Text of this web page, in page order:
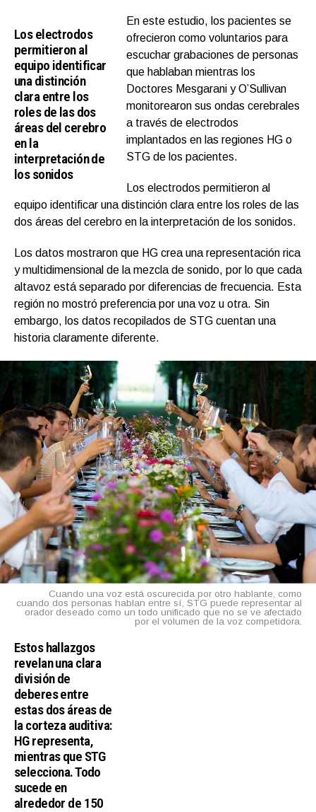
Los electrodos
permitieron al
equipo identificar
una distinción
clara entre los
roles de las dos
áreas del cerebro
en la
interpretación de
los sonidos
En este estudio, los pacientes se
ofrecieron como voluntarios para
escuchar grabaciones de personas
que hablaban mientras los
Doctores Mesgarani y O’Sullivan
monitorearon sus ondas cerebrales
a través de electrodos
implantados en las regiones HG o
STG de los pacientes.
Los electrodos permitieron al
equipo identificar una distinción clara entre los roles de las
dos áreas del cerebro en la interpretación de los sonidos.
Los datos mostraron que HG crea una representación rica
y multidimensional de la mezcla de sonido, por lo que cada
altavoz está separado por diferencias de frecuencia. Esta
región no mostró preferencia por una voz u otra. Sin
embargo, los datos recopilados de STG cuentan una
historia claramente diferente.
Cuando una voz está oscurecida por otro hablante, como
cuando dos personas hablan entre sí, STG puede representar al
orador deseado como un todo unificado que no se ve afectado
por el volumen de la voz competidora.
Estos hallazgos
revelan una clara
división de
deberes entre
estas dos áreas de
la corteza auditiva:
HG representa,
mientras que STG
selecciona. Todo
sucede en
alrededor de 150